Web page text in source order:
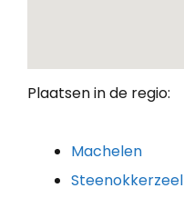
Plaatsen in de regio:
Machelen
Steenokkerzeel